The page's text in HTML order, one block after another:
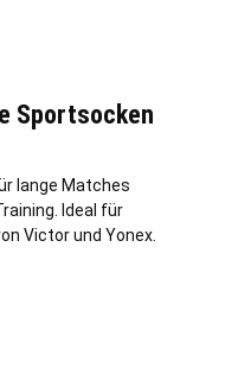
Sportsocken
lange Matches
Ideal für
Victor und Yonex.